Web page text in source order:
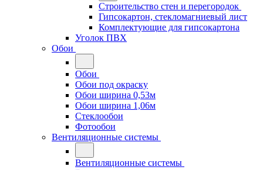
Строительство стен и перегородок
Гипсокартон, стекломагниевый лист
Комплектующие для гипсокартона
Уголок ПВХ
Обои
Обои
Обои под окраску
Обои ширина 0,53м
Обои ширина 1,06м
Стеклообои
Фотообои
Вентиляционные системы
Вентиляционные системы